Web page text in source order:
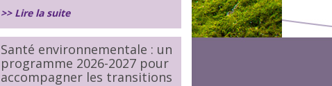
>> Lire la suite
Santé environnementale : un
programme 2026-2027 pour
accompagner les transitions